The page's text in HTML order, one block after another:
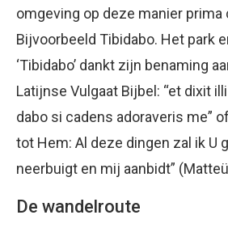
omgeving op deze manier prima
Bijvoorbeeld Tibidabo. Het park
‘Tibidabo’ dankt zijn benaming
Latijnse Vulgaat Bijbel: “et dixit
dabo si cadens adoraveris me”
tot Hem: Al deze dingen zal ik U
neerbuigt en mij aanbidt”
De wandelroute